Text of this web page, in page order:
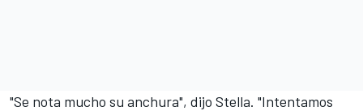
"Se nota mucho su anchura", dijo Stella. "Intentamos